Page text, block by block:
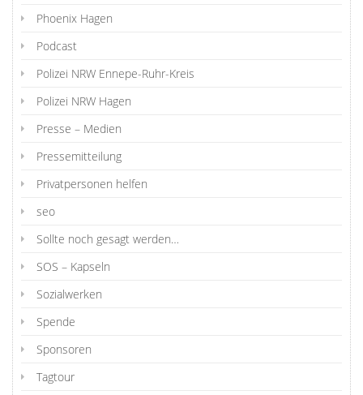
Phoenix Hagen
Podcast
Polizei NRW Ennepe-Ruhr-Kreis
Polizei NRW Hagen
Presse – Medien
Pressemitteilung
Privatpersonen helfen
seo
Sollte noch gesagt werden…
SOS – Kapseln
Sozialwerken
Spende
Sponsoren
Tagtour